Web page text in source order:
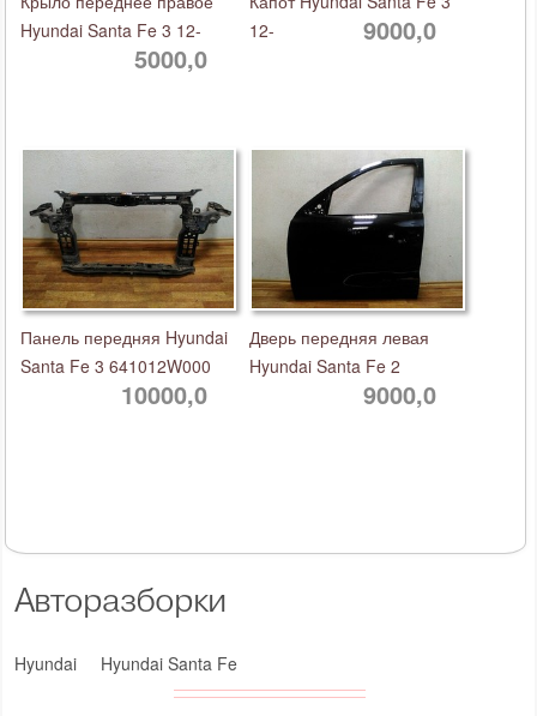
Авторазборки
Hyundai Hyundai Santa Fe
Hyundai Santa Fe 3 12-
5000,0
12-
9000,0
Панель передняя Hyundai
Santa Fe 3 641012W000
10000,0
Дверь передняя левая
Hyundai Santa Fe 2
9000,0